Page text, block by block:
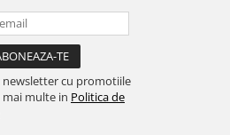
newsletter cu promotiile
mai multe in Politica de